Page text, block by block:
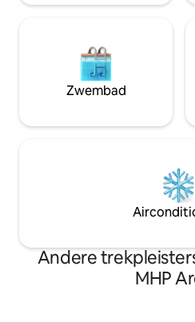
Zwembad
Andere
MHP